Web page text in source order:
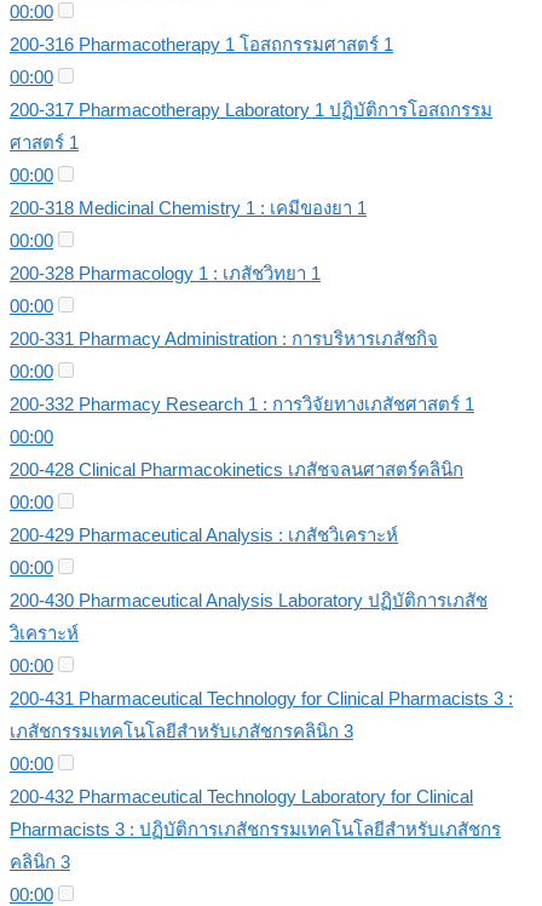
00:00
200-316 Pharmacotherapy 1 โอสถกรรมศาสตร์ 1
00:00
200-317 Pharmacotherapy Laboratory 1 ปฏิบัติการโอสถกรรม
ศาสตร์ 1
00:00
200-318 Medicinal Chemistry 1 : เคมีของยา 1
00:00
200-328 Pharmacology 1 : เภสัชวิทยา 1
00:00
200-331 Pharmacy Administration : การบริหารเภสัชกิจ
00:00
200-332 Pharmacy Research 1 : การวิจัยทางเภสัชศาสตร์ 1
00:00
200-428 Clinical Pharmacokinetics เภสัชจลนศาสตร์คลินิก
00:00
200-429 Pharmaceutical Analysis : เภสัชวิเคราะห์
00:00
200-430 Pharmaceutical Analysis Laboratory ปฏิบัติการเภสัช
วิเคราะห์
00:00
200-431 Pharmaceutical Technology for Clinical Pharmacists 3 :
เภสัชกรรมเทคโนโลยีสำหรับเภสัชกรคลินิก 3
00:00
200-432 Pharmaceutical Technology Laboratory for Clinical
Pharmacists 3 : ปฏิบัติการเภสัชกรรมเทคโนโลยีสำหรับเภสัชกร
คลินิก 3
00:00